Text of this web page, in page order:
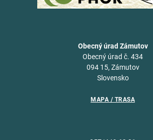
Obecný úrad Zámutov
Obecný úrad č. 434
094 15, Zámutov
Slovensko
MAPA / TRASA